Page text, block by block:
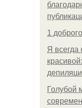
1
Я всегда
Голубой